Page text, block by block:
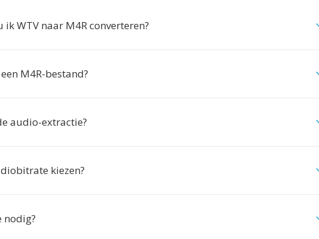
ik WTV naar M4R converteren?
M4R-bestand?
audio-extractie?
kiezen?
nodig?